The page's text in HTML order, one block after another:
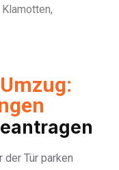
Tür parken